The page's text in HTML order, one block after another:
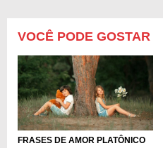
VOCÊ PODE GOSTAR
FRASES DE AMOR PLATÔNICO